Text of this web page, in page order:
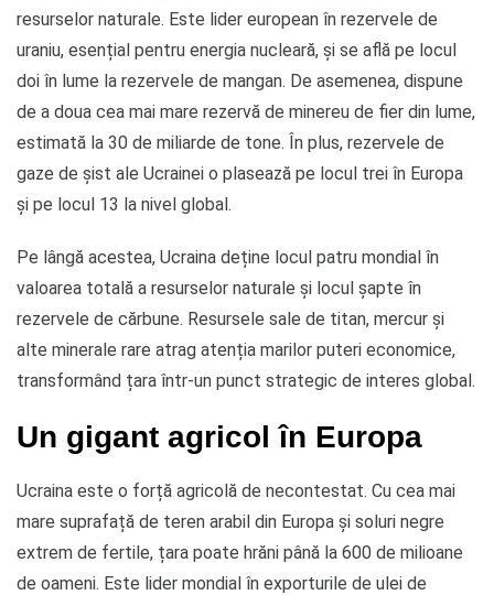
resurselor naturale. Este lider european în rezervele de
uraniu, esențial pentru energia nucleară, și se află pe locul
doi în lume la rezervele de mangan. De asemenea, dispune
de a doua cea mai mare rezervă de minereu de fier din lume,
estimată la 30 de miliarde de tone. În plus, rezervele de
gaze de șist ale Ucrainei o plasează pe locul trei în Europa
și pe locul 13 la nivel global.
Pe lângă acestea, Ucraina deține locul patru mondial în
valoarea totală a resurselor naturale și locul șapte în
rezervele de cărbune. Resursele sale de titan, mercur și
alte minerale rare atrag atenția marilor puteri economice,
transformând țara într-un punct strategic de interes global.
Un gigant agricol în Europa
Ucraina este o forță agricolă de necontestat. Cu cea mai
mare suprafață de teren arabil din Europa și soluri negre
extrem de fertile, țara poate hrăni până la 600 de milioane
de oameni. Este lider mondial în exporturile de ulei de